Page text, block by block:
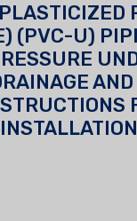
(PVC-U)